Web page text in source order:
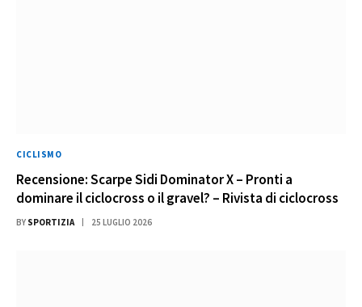
CICLISMO
Recensione: Scarpe Sidi Dominator X – Pronti a
dominare il ciclocross o il gravel? – Rivista di ciclocross
BY SPORTIZIA 25 LUGLIO 2026